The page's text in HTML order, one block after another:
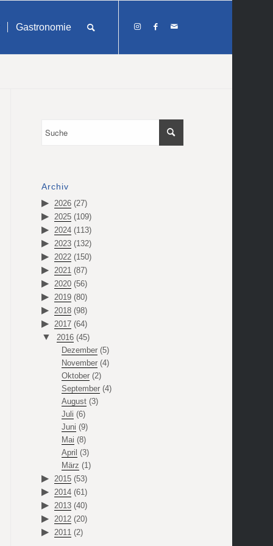
Gastronomie
Archiv
2026 (27)
2025 (109)
2024 (113)
2023 (132)
2022 (150)
2021 (87)
2020 (56)
2019 (80)
2018 (98)
2017 (64)
2016 (45)
Dezember(5)
November(4)
Oktober(2)
September(4)
August(3)
Juli (6)
Juni (9)
Mai (8)
April (3)
März (1)
2015 (53)
2014 (61)
2013 (40)
2012 (20)
2011 (2)